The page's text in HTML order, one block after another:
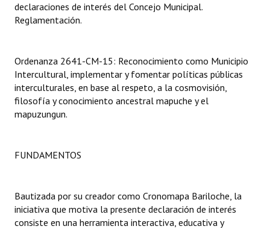
Organigrama
Informes de Gestión
Proyectos Presentados
Dictámenes Asesoría Letrada
Ejecución Presupuestaria
Actas de Audiencias Públicas
declaraciones de interés del Concejo Municipal.
Reglamentación.
Ordenanza 2641-CM-15: Reconocimiento como Municipio
Intercultural, implementar y fomentar políticas públicas
interculturales, en base al respeto, a la cosmovisión,
filosofía y conocimiento ancestral mapuche y el
mapuzungun.
FUNDAMENTOS
Bautizada por su creador como Cronomapa Bariloche, la
iniciativa que motiva la presente declaración de interés
consiste en una herramienta interactiva, educativa y